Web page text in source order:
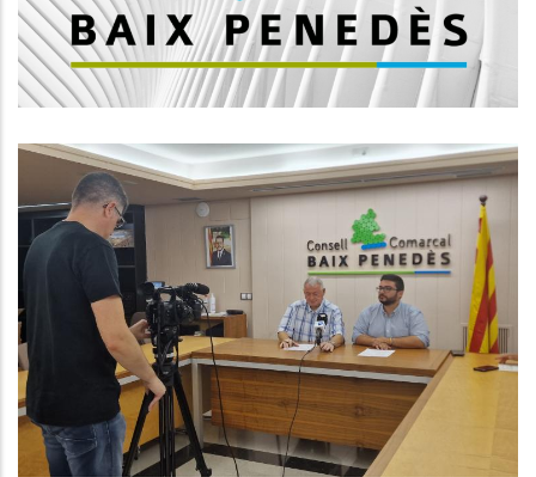
El Consell Contractarà 23
Persones Desocupades
Ocupació